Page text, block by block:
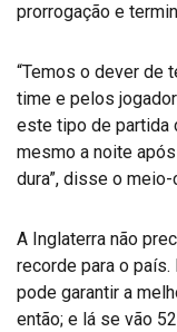
prorrogação e
“Temos o dever de
time e pelos
este tipo de partida
mesmo a noite
dura”, disse o
A Inglaterra não
recorde para o país.
pode garantir a
então; e lá se vão